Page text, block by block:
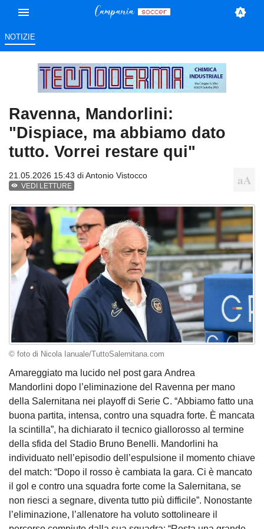
NOTIZIE
Ravenna, Mandorlini:
"Dispiace, ma abbiamo dato
tutto. Vorrei restare qui"
21.05.2026 15:43 diAntonio Vistocco
VEDI LETTURE
© foto di Nicola Ianuale/TuttoSalernitana.com
Amareggiato ma lucido nel post gara Andrea
Mandorlini dopo l’eliminazione del Ravenna per mano
della Salernitana nei playoff di Serie C. “Abbiamo fatto una
buona partita, intensa, contro una squadra forte. È mancata
la scintilla”, ha dichiarato il tecnico giallorosso al termine
della sfida del Stadio Bruno Benelli. Mandorlini ha
individuato nell’episodio dell’espulsione il momento chiave
del match: “Dopo il rosso è cambiata la gara. Ci è mancato
il gol e contro una squadra forte come la Salernitana, se
non riesci a segnare, diventa tutto più difficile”. Nonostante
l’eliminazione, l’allenatore ha voluto sottolineare il